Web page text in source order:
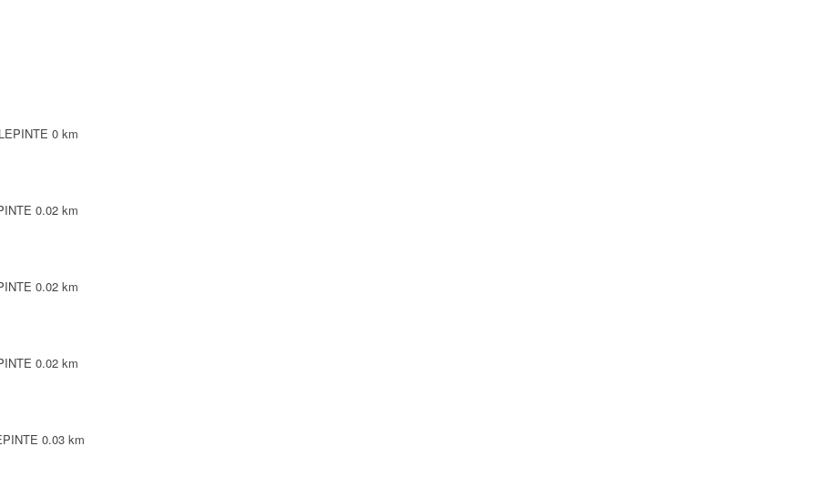
0 km
0.02 km
0.02 km
0.02 km
0.03 km